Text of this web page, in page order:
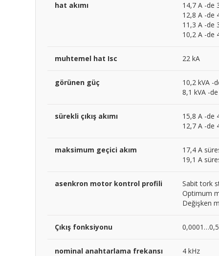
hat akımı
14,7 A -de
12,8 A -de
11,3 A -de
10,2 A -de
muhtemel hat Isc 22 kA
görünen güç
10,2 kVA -
8,1 kVA -
sürekli çıkış akımı
15,8 A -de
12,7 A -de
maksimum geçici akım
17,4 A
19,1 A
asenkron motor kontrol profili
Sabit tork
Optimum
Değişken
Çıkış fonksiyonu
nominal anahtarlama frekansı 4 kHz